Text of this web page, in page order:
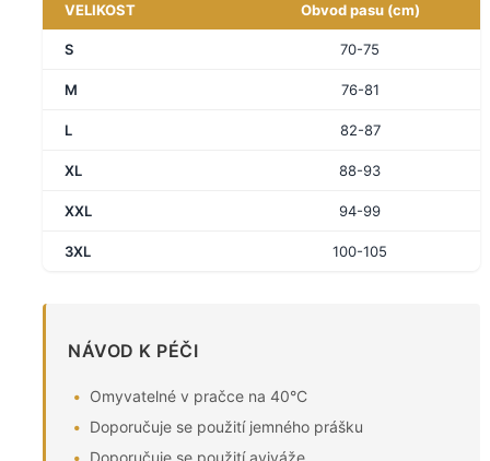
VELIKOST Obvod pasu (cm)
S 70-75
M 76-81
L 82-87
XL 88-93
XXL 94-99
3XL 100-105
NÁVOD K PÉČI
Omyvatelné v pračce na 40°C
Doporučuje se použití jemného prášku